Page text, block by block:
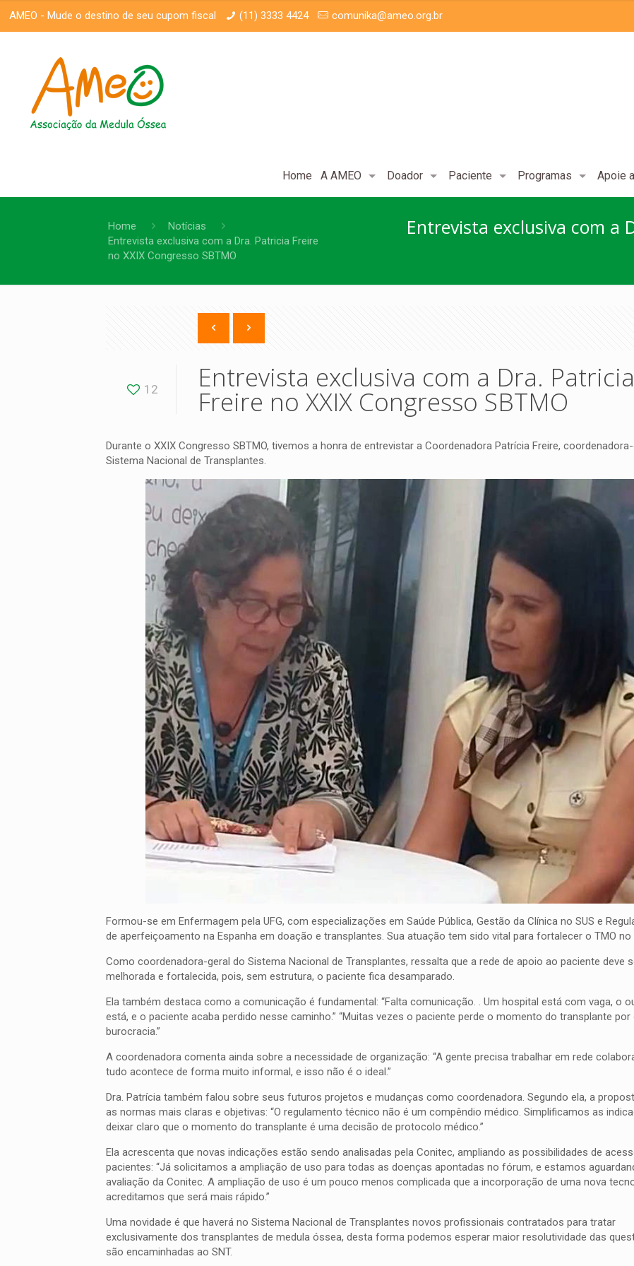
AMEO -Mude o destino de seu cupom fiscal (11) 3333 4424 comunika@ameo.org.br
Home A AMEO Doador Paciente Programas Apoie
Entrevista exclusiva com a
Home
Notícias
Entrevista exclusiva com a Dra. Patricia Freire
no XXIX Congresso SBTMO
12 Entrevista exclusiva com a Dra. Patricia
Freire no XXIX Congresso SBTMO
Durante o XXIX Congresso SBTMO, tivemos a honra de entrevistar a Coordenadora Patrícia Freire,
Sistema Nacional de Transplantes.
Formou-se em Enfermagem pela UFG, com especializações em Saúde Pública, Gestão da Clínica no SUS e
de aperfeiçoamento na Espanha em doação e transplantes. Sua atuação tem sido vital para fortalecer o TMO no
Como coordenadora-geral do Sistema Nacional de Transplantes, ressalta que a rede de apoio ao paciente deve
melhorada e fortalecida, pois, sem estrutura, o paciente fica desamparado.
Ela também destaca como a comunicação é fundamental: “Falta comunicação. . Um hospital está com vaga, o
está, e o paciente acaba perdido nesse caminho.” “Muitas vezes o paciente perde o momento do transplante por
burocracia.”
A coordenadora comenta ainda sobre a necessidade de organização: “A gente precisa trabalhar em rede
tudo acontece de forma muito informal, e isso não é o ideal.”
Dra. Patrícia também falou sobre seus futuros projetos e mudanças como coordenadora. Segundo ela, a
as normas mais claras e objetivas: “O regulamento técnico não é um compêndio médico. Simplificamos as
deixar claro que o momento do transplante é uma decisão de protocolo médico.”
Ela acrescenta que novas indicações estão sendo analisadas pela Conitec, ampliando as possibilidades de
pacientes: “Já solicitamos a ampliação de uso para todas as doenças apontadas no fórum, e estamos
avaliação da Conitec. A ampliação de uso é um pouco menos complicada que a incorporação de uma nova
acreditamos que será mais rápido.”
Uma novidade é que haverá no Sistema Nacional de Transplantes novos profissionais contratados para tratar
exclusivamente dos transplantes de medula óssea, desta forma podemos esperar maior resolutividade das
são encaminhadas ao SNT.